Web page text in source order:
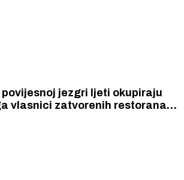
jezgri ljeti okupiraju
vlasnici zatvorenih restorana